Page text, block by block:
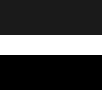
recommeded !!! Thank You